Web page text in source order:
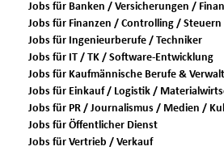
Jobs für Banken / Versicherungen /
Jobs für Finanzen / Controlling / Steuern
Jobs für Ingenieurberufe / Techniker
Jobs für IT / TK / Software-Entwicklung
Jobs für Kaufmännische Berufe &
Jobs für Einkauf / Logistik /
Jobs für PR / Journalismus / Medien /
Jobs für Öffentlicher Dienst
Jobs für Vertrieb / Verkauf